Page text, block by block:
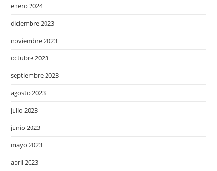
enero 2024
diciembre 2023
noviembre 2023
octubre 2023
septiembre 2023
agosto 2023
julio 2023
junio 2023
mayo 2023
abril 2023